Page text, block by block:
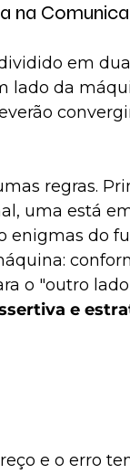
na
em
lado da
regras.
uma está
enigmas do
o "outro
e
e o erro